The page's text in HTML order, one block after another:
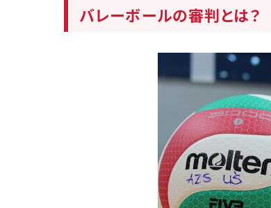
C級審判員（任期：4年）
国際バレーボール連盟公認国際審判員資格
アジアバレーボール連盟(AVC)公認審判員
講習会や研修会に参加しよう
審判に似た「判定員」とは？
審判の資格を取得するメリット
有名な試合の審判ができる
バレーボールの審判とは？